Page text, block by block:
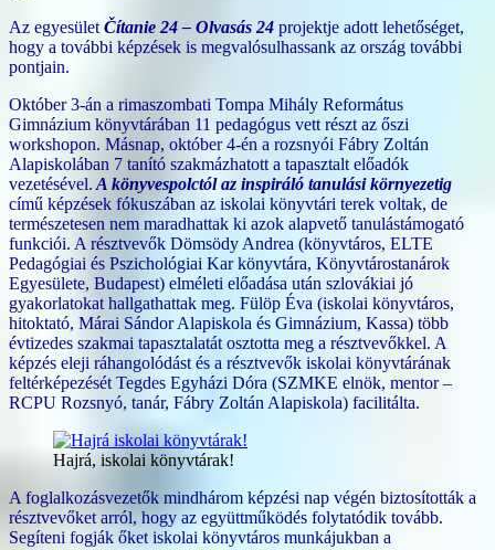
Az egyesület Čítanie 24 – Olvasás 24 projektje adott lehetőséget,
hogy a további képzések is megvalósulhassank az ország további
pontjain.
Október 3-án a rimaszombati Tompa Mihály Református
Gimnázium könyvtárában 11 pedagógus vett részt az őszi
workshopon. Másnap, október 4-én a rozsnyói Fábry Zoltán
Alapiskolában 7 tanító szakmázhatott a tapasztalt előadók
vezetésével. A könyvespolctól az inspiráló tanulási környezetig
című képzések fókuszában az iskolai könyvtári terek voltak, de
természetesen nem maradhattak ki azok alapvető tanulástámogató
funkciói. A résztvevők Dömsödy Andrea (könyvtáros, ELTE
Pedagógiai és Pszichológiai Kar könyvtára, Könyvtárostanárok
Egyesülete, Budapest) elméleti előadása után szlovákiai jó
gyakorlatokat hallgathattak meg. Fülöp Éva (iskolai könyvtáros,
hitoktató, Márai Sándor Alapiskola és Gimnázium, Kassa) több
évtizedes szakmai tapasztalatát osztotta meg a résztvevőkkel. A
képzés eleji ráhangolódást és a résztvevők iskolai könyvtárának
feltérképezését Tegdes Egyházi Dóra (SZMKE elnök, mentor –
RCPU Rozsnyó, tanár, Fábry Zoltán Alapiskola) facilitálta.
Hajrá, iskolai könyvtárak!
A foglalkozásvezetők mindhárom képzési nap végén biztosították a
résztvevőket arról, hogy az együttműködés folytatódik tovább.
Segíteni fogják őket iskolai könyvtáros munkájukban a